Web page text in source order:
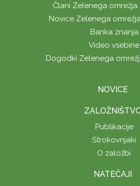
Člani Zelenega
Novice Zelenega
Banka znanja
Video vsebine
Dogodki Zelenega
NOVICE
Publikacije
Strokovnjaki
O založbi
NATEČAJI